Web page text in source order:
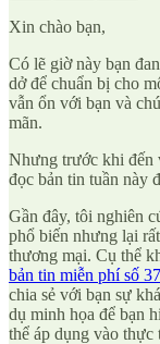
Xin chào bạn,
Có lẽ giờ này bạn
dở để chuẩn bị cho
vẫn ổn với bạn và
mãn.
Nhưng trước khi đến
đọc bản tin tuần này
Gần đây, tôi nghiên
phổ biến nhưng lại
thương mại. Cụ thể
bản tin miễn phí số 37
chia sẻ với bạn sự
dụ minh họa để bạn
thể áp dụng vào thực